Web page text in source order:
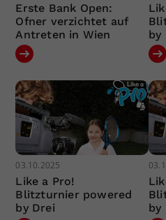
Erste Bank Open:
Ofner verzichtet auf
Antreten in Wien
by
03.10.2025
Like a Pro!
Blitzturnier powered
by Drei
by